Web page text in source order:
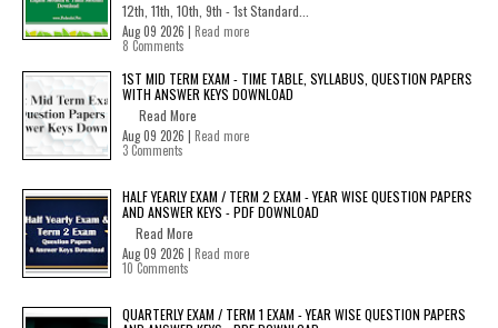
12th, 11th, 10th, 9th - 1st Standard...
Aug 09 2026 | Read more
8 Comments
1ST MID TERM EXAM - TIME TABLE, SYLLABUS, QUESTION PAPERS
WITH ANSWER KEYS DOWNLOAD
Read More
Aug 09 2026 | Read more
3 Comments
HALF YEARLY EXAM / TERM 2 EXAM - YEAR WISE QUESTION PAPERS
AND ANSWER KEYS - PDF DOWNLOAD
Read More
Aug 09 2026 | Read more
10 Comments
QUARTERLY EXAM / TERM 1 EXAM - YEAR WISE QUESTION PAPERS